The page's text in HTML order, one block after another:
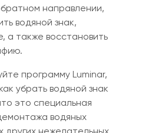
направлении,
водяной знак,
а также восстановить
программу Luminar,
как убрать водяной знак
это специальная
водяных
других нежелательных